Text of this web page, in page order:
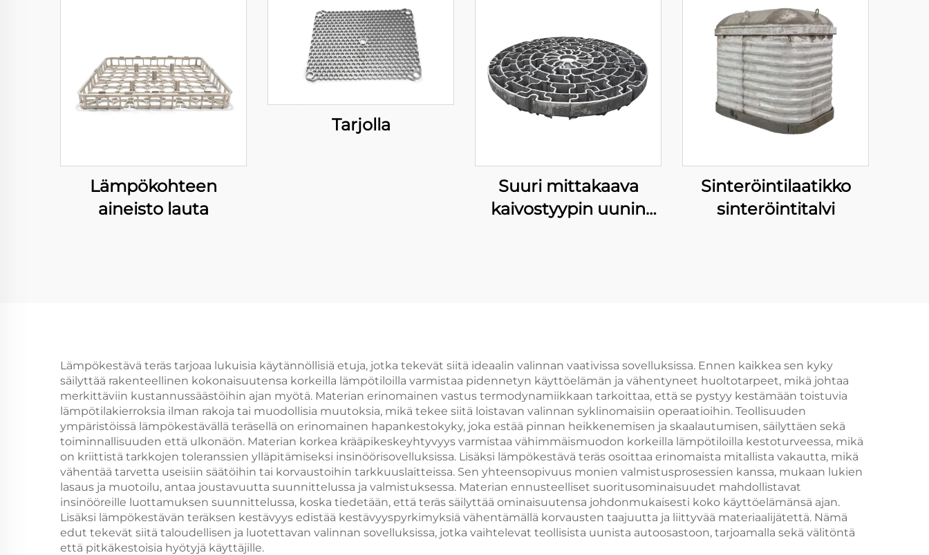
Lämpökohteen
aineisto lauta
Tarjolla
Suuri mittakaava
kaivostyypin uunin
Sinteröintilaatikko
sinteröintitalvi
Lämpökestävä teräs tarjoaa lukuisia käytännöllisiä etuja, jotka tekevät siitä ideaalin valinnan vaativissa sovelluksissa. Ennen kaikkea sen kyky
säilyttää rakenteellinen kokonaisuutensa korkeilla lämpötiloilla varmistaa pidennetyn käyttöelämän ja vähentyneet huoltotarpeet, mikä johtaa
merkittäviin kustannussäästöihin ajan myötä. Materian erinomainen vastus termodynamiikkaan tarkoittaa, että se pystyy kestämään toistuvia
lämpötilakierroksia ilman rakoja tai muodollisia muutoksia, mikä tekee siitä loistavan valinnan syklinomaisiin operaatioihin. Teollisuuden
ympäristöissä lämpökestävällä teräsellä on erinomainen hapankestokyky, joka estää pinnan heikkenemisen ja skaalautumisen, säilyttäen sekä
toiminnallisuuden että ulkonäön. Materian korkea krääpikeskeyhtyvyys varmistaa vähimmäismuodon korkeilla lämpötiloilla kestoturveessa, mikä
on kriittistä tarkkojen toleranssien ylläpitämiseksi insinöörisovelluksissa. Lisäksi lämpökestävä teräs osoittaa erinomaista mitallista vakautta, mikä
vähentää tarvetta useisiin säätöihin tai korvaustoihin tarkkuuslaitteissa. Sen yhteensopivuus monien valmistusprosessien kanssa, mukaan lukien
lasaus ja muotoilu, antaa joustavuutta suunnittelussa ja valmistuksessa. Materian ennusteelliset suoritusominaisuudet mahdollistavat
insinööreille luottamuksen suunnittelussa, koska tiedetään, että teräs säilyttää ominaisuutensa johdonmukaisesti koko käyttöelämänsä ajan.
Lisäksi lämpökestävän teräksen kestävyys edistää kestävyyspyrkimyksiä vähentämällä korvausten taajuutta ja liittyvää materiaalijätettä. Nämä
edut tekevät siitä taloudellisen ja luotettavan valinnan sovelluksissa, jotka vaihtelevat teollisista uunista autoosastoon, tarjoamalla sekä välitöntä
että pitkäkestoisia hyötyjä käyttäjille.